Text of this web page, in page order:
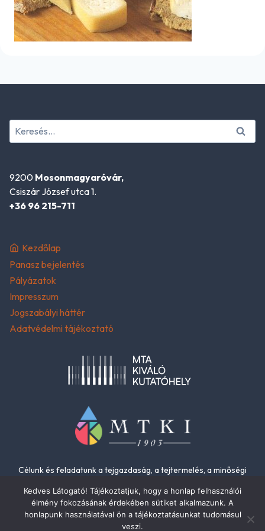
Keresés:
9200 Mosonmagyaróvár,
Csiszár József utca 1.
+36 96 215-711
Kezdőlap
Panasz bejelentés
Pályázatok
Impresszum
Jogszabályi háttér
Adatvédelmi tájékoztató
Célunk és feladatunk a tejgazdaság, a tejtermelés, a minőségi
Kedves Látogató! Tájékoztatjuk, hogy a honlap felhasználói
élmény fokozásának érdekében sütiket alkalmazunk. A
honlapunk használatával ön a tájékoztatásunkat tudomásul
veszi.